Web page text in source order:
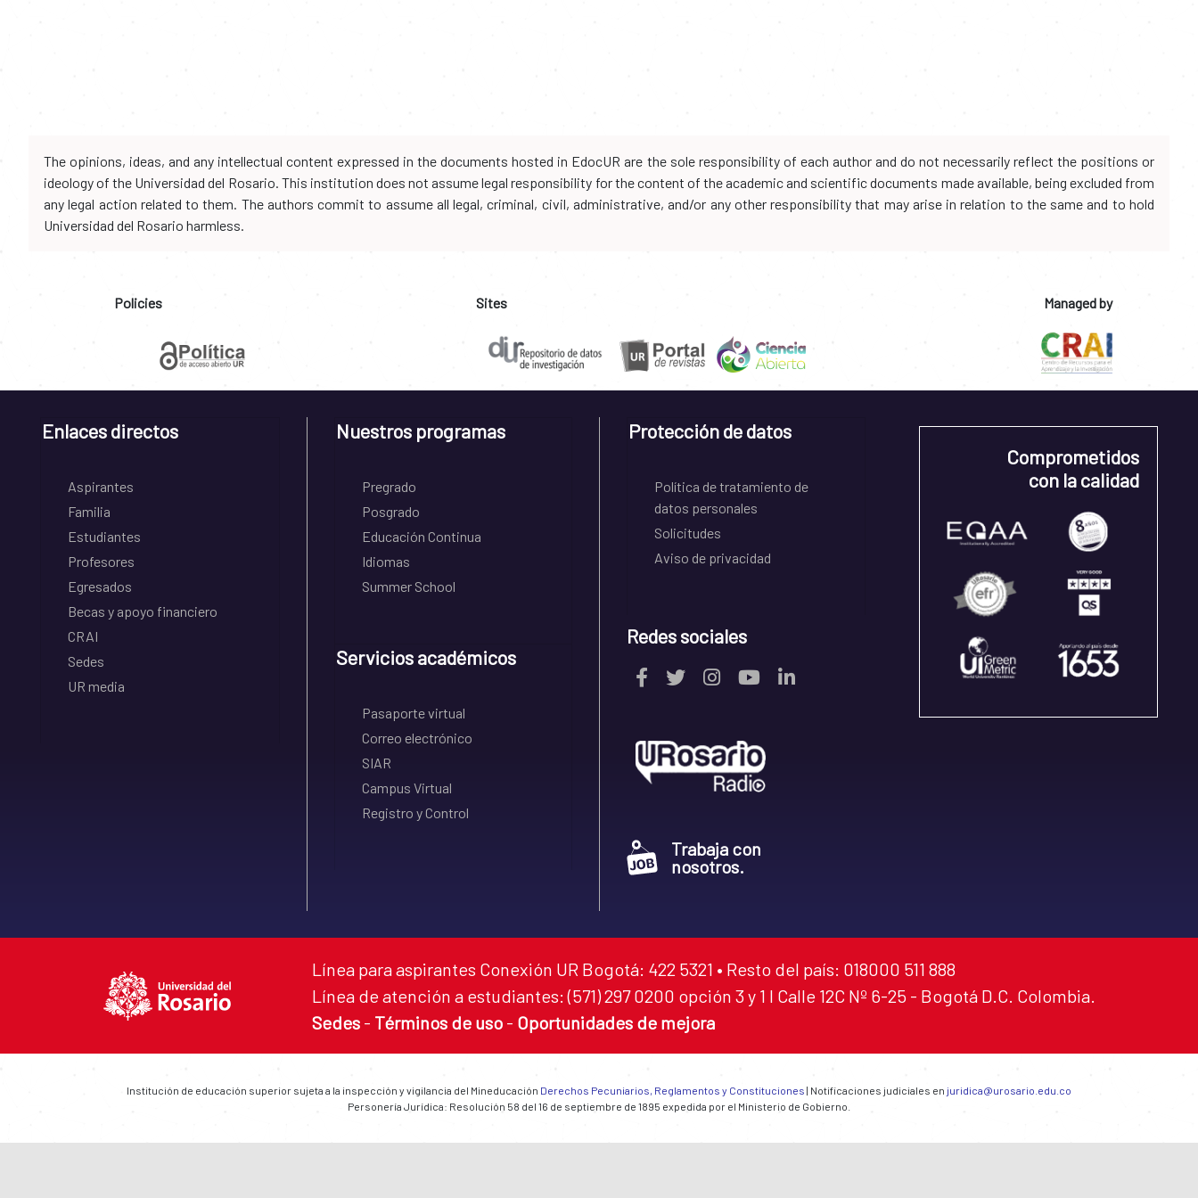
The opinions, ideas, and any intellectual content expressed in the documents hosted in EdocUR are the sole responsibility of each author and do not necessarily reflect the positions or
ideology of the Universidad del Rosario. This institution does not assume legal responsibility for the content of the academic and scientific documents made available, being excluded from
any legal action related to them. The authors commit to assume all legal, criminal, civil, administrative, and/or any other responsibility that may arise in relation to the same and to hold
Universidad del Rosario harmless.
Policies Sites Managed by
Enlaces directos
Aspirantes
Familia
Estudiantes
Profesores
Egresados
Becas y apoyo financiero
CRAI
Sedes
UR media
Nuestros programas
Pregrado
Posgrado
Educación Continua
Idiomas
Summer School
Servicios académicos
Pasaporte virtual
Correo electrónico
SIAR
Campus Virtual
Registro y Control
Protección de datos
Política de tratamiento de
datos personales
Solicitudes
Aviso de privacidad
Redes sociales
Trabaja con
nosotros.
Comprometidos
con la calidad
Línea para aspirantes Conexión UR Bogotá: 422 5321 • Resto del país: 018000 511 888
Línea de atención a estudiantes: (571) 297 0200 opción 3 y 1 I Calle 12C Nº 6-25 - Bogotá D.C. Colombia.
Sedes - Términos de uso - Oportunidades de mejora
Institución de educación superior sujeta a la inspección y vigilancia del Mineducación Derechos Pecuniarios, Reglamentos y Constituciones | Notificaciones judiciales en juridica@urosario.edu.co
Personería Jurídica: Resolución 58 del 16 de septiembre de 1895 expedida por el Ministerio de Gobierno.